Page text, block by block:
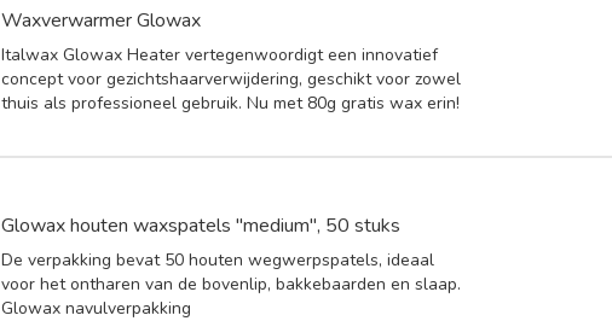
Waxverwarmer Glowax
Italwax Glowax Heater vertegenwoordigt een innovatief
concept voor gezichtshaarverwijdering, geschikt voor zowel
thuis als professioneel gebruik. Nu met 80g gratis wax erin!
Glowax houten waxspatels "medium", 50 stuks
De verpakking bevat 50 houten wegwerpspatels, ideaal
voor het ontharen van de bovenlip, bakkebaarden en slaap.
Glowax navulverpakking